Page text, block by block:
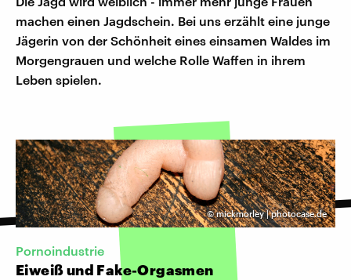
machen einen Jagdschein. Bei uns erzählt eine junge
Jägerin von der Schönheit eines einsamen Waldes im
Morgengrauen und welche Rolle Waffen in ihrem
Leben spielen.
©mickmorley | photocase.de
Pornoindustrie
Eiweiß und Fake-Orgasmen